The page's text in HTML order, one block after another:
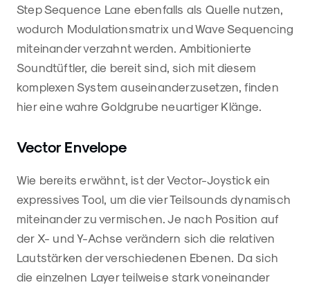
Step Sequence Lane ebenfalls als Quelle nutzen,
wodurch Modulationsmatrix und Wave Sequencing
miteinander verzahnt werden. Ambitionierte
Soundtüftler, die bereit sind, sich mit diesem
komplexen System auseinanderzusetzen, finden
hier eine wahre Goldgrube neuartiger Klänge.
Vector Envelope
Wie bereits erwähnt, ist der Vector-Joystick ein
expressives Tool, um die vier Teilsounds dynamisch
miteinander zu vermischen. Je nach Position auf
der X- und Y-Achse verändern sich die relativen
Lautstärken der verschiedenen Ebenen. Da sich
die einzelnen Layer teilweise stark voneinander